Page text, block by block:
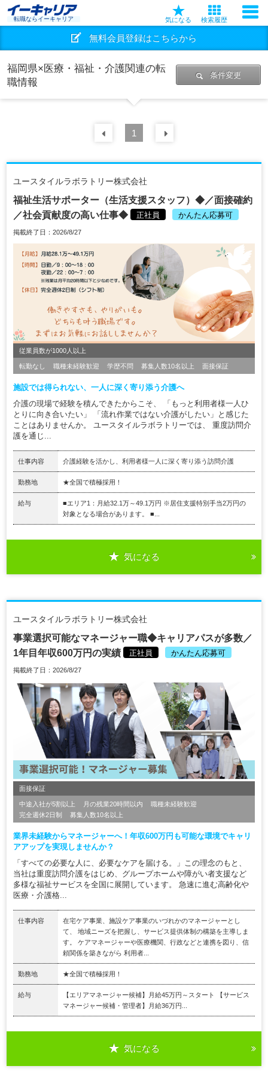
転職ならイーキャリア 気になる 検索履歴
無料会員登録はこちらから
福岡県×医療・福祉・介護関連の転
職情報
条件変更
前の 件
1
ユースタイルラボラトリー株式会社
福祉生活サポーター（生活支援スタッフ）◆／面接確約
／社会貢献度の高い仕事◆
正社員 かんたん応募可
掲載終了日：2026/8/27
従業員数が1000人以上
転勤なし 職種未経験歓迎 学歴不問 募集人数10名以上 面接保証
施設では得られない、一人に深く寄り添う介護へ
介護の現場で経験を積んできたからこそ、 「もっと利用者様一人ひ
とりに向き合いたい」 「流れ作業ではない介護がしたい」と感じた
ことはありませんか。 ユースタイルラボラトリーでは、 重度訪問介
護を通じ...
仕事内容 介護経験を活かし、利用者様一人に深く寄り添う訪問介護
勤務地 ★全国で積極採用！
給与
■エリア1：月給32.1万～49.1万円 ※居住支援特別手当2万円の
対象となる場合があります。 ■...
気になる
ユースタイルラボラトリー株式会社
事業選択可能なマネージャー職◆キャリアパスが多数／
1年目年収600万円の実績
正社員 かんたん応募可
掲載終了日：2026/8/27
面接保証
中途入社が5割以上 月の残業20時間以内
職種未経験歓迎
完全週休2日制
募集人数10名以上
業界未経験からマネージャーへ！年収600万円も可能な環境でキャリ
アアップを実現しませんか？
「すべての必要な人に、必要なケアを届ける。」この理念のもと、
当社は重度訪問介護をはじめ、グループホームや障がい者支援など
多様な福祉サービスを全国に展開しています。 急速に進む高齢化や
医療・介護格...
仕事内容
在宅ケア事業、施設ケア事業のいづれかのマネージャーとし
て、 地域ニーズを把握し、サービス提供体制の構築を主導しま
す。 ケアマネージャーや医療機関、行政などと連携を図り、信
頼関係を築きながら 利用者...
勤務地 ★全国で積極採用！
給与
【エリアマネージャー候補】月給45万円～スタート 【サービス
マネージャー候補・管理者】月給36万円...
気になる